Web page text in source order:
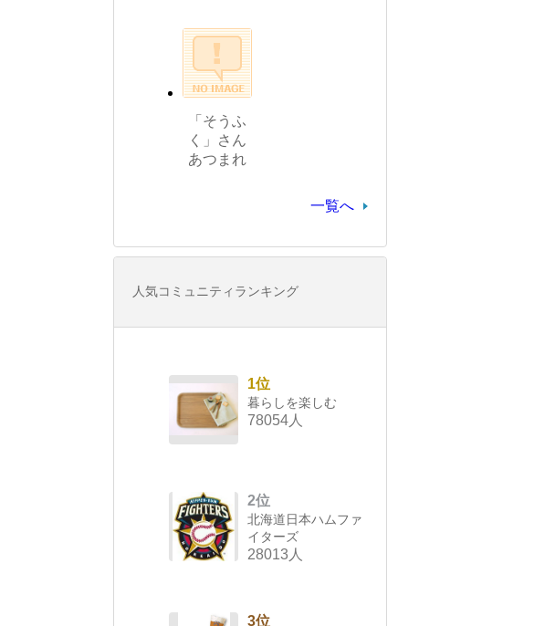
「そうふ
く」さん
あつまれ
一覧へ
人気コミュニティランキング
1位
暮らしを楽しむ
78054人
2位
北海道日本ハムファ
イターズ
28013人
3位